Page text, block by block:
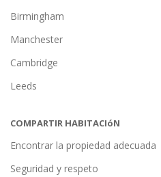
Birmingham
Manchester
Cambridge
Leeds
COMPARTIR HABITACIóN
Encontrar la propiedad adecuada
Seguridad y respeto